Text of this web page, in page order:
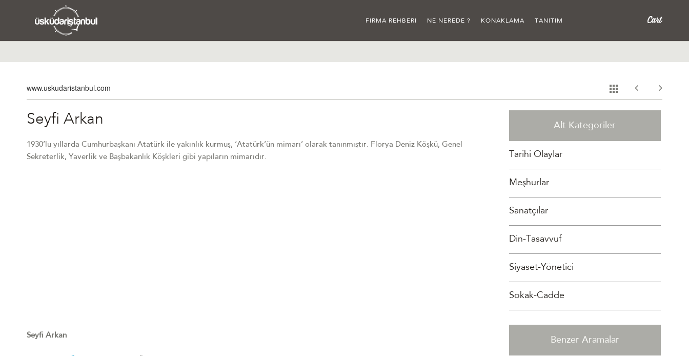
FIRMA REHBERI NE NEREDE ? KONAKLAMA TANITIM
www.uskudaristanbul.com
Seyfi Arkan
1930’lu yıllarda Cumhurbaşkanı Atatürk ile yakınlık kurmuş, ‘Atatürk’ün mimarı’ olarak tanınmıştır. Florya Deniz Köşkü, Genel
Sekreterlik, Yaverlik ve Başbakanlık Köşkleri gibi yapıların mimarıdır.
Seyfi Arkan
Alt Kategoriler
Tarihi Olaylar
Meşhurlar
Sanatçılar
Din-Tasavvuf
Siyaset-Yönetici
Sokak-Cadde
Benzer Aramalar